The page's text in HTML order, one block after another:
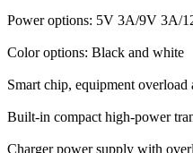
Power options: 5V 3A/9V 3A/
Color options: Black and white
Smart chip, equipment overload
Built-in compact high-power
Charger power supply with